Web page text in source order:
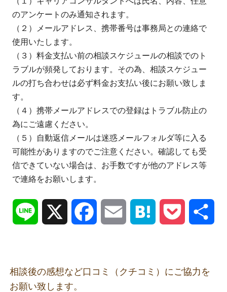
のアンケートのみ通知されます。
（２）メールアドレス、携帯番号は事務局との連絡で
使用いたします。
（３）料金支払い前の相談スケジュールの相談でのト
ラブルが頻発しております。その為、相談スケジュー
ルの打ち合わせは必ず料金お支払い後にお願い致しま
す。
（４）携帯メールアドレスでの登録はトラブル防止の
為にご遠慮ください。
（５）自動返信メールは迷惑メールフォルダ等に入る
可能性がありますのでご注意ください。確認しても受
信できていない場合は、お手数ですが他のアドレス等
で連絡をお願いします。
Line Facebook Email Hatena Pocket
相談後の感想など口コミ（クチコミ）にご協力を
お願い致します。